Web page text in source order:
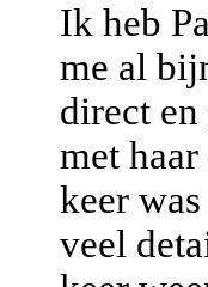
Ik heb
me al
direct
met
keer
veel